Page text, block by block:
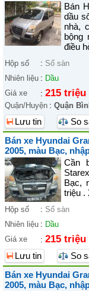
Bán
dầu
nhà,
bộng
điều
Hộp số : Số sàn
Nhiên liệu : Dầu
Giá xe
: 215 triệu
Quận/Huyện : Quận
Lưu tin
So
Bán xe Hyundai
2005, màu Bạc,
Cần
Bạc,
triệu .
Hộp số : Số sàn
Nhiên liệu : Dầu
Giá xe
: 215 triệu
Lưu tin
So
Bán xe Hyundai
2005, màu Bạc,